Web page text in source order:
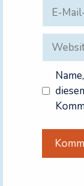
Mail-
Adresse
Website